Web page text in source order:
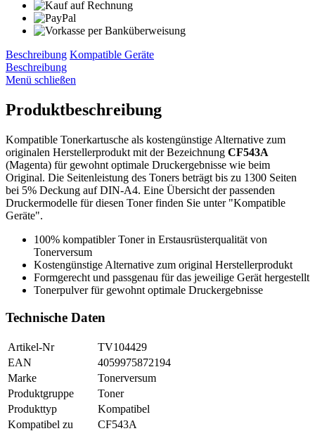
Beschreibung Kompatible Geräte
Beschreibung
Menü schließen
Produktbeschreibung
Kompatible Tonerkartusche als kostengünstige Alternative zum
originalen Herstellerprodukt mit der Bezeichnung CF543A
(Magenta) für gewohnt optimale Druckergebnisse wie beim
Original. Die Seitenleistung des Toners beträgt bis zu 1300 Seiten
bei 5% Deckung auf DIN-A4. Eine Übersicht der passenden
Druckermodelle für diesen Toner finden Sie unter "Kompatible
Geräte".
100% kompatibler Toner in Erstausrüsterqualität von
Tonerversum
Kostengünstige Alternative zum original Herstellerprodukt
Formgerecht und passgenau für das jeweilige Gerät hergestellt
Tonerpulver für gewohnt optimale Druckergebnisse
Technische Daten
Artikel-Nr
TV104429
EAN
4059975872194
Marke
Tonerversum
Produktgruppe
Toner
Produkttyp
Kompatibel
Kompatibel zu
CF543A